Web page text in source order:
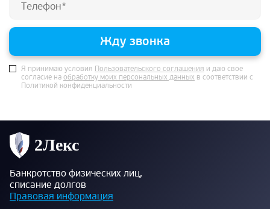
Жду звонка
Я принимаю условия Пользовательского соглашения и даю свое
согласие на обработку моих персональных данных в соответствии с
Политикой конфиденциальности
Банкротство физических лиц,
списание долгов
Правовая информация